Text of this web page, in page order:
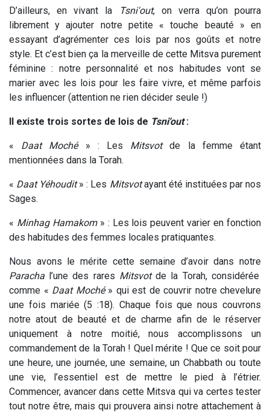
D’ailleurs, en vivant la Tsni'out, on verra qu’on pourra
librement y ajouter notre petite « touche beauté » en
essayant d’agrémenter ces lois par nos goûts et notre
style. Et c’est bien ça la merveille de cette Mitsva purement
féminine : notre personnalité et nos habitudes vont se
marier avec les lois pour les faire vivre, et même parfois
les influencer (attention ne rien décider seule !)
Il existe trois sortes de lois de Tsni'out:
« Daat Moché » : Les Mitsvotde la femme étant
mentionnées dans la Torah.
« Daat Yéhoudit» : Les Mitsvotayant été instituées par nos
Sages.
« Minhag Hamakom» : Les lois peuvent varier en fonction
des habitudes des femmes locales pratiquantes.
Nous avons le mérite cette semaine d’avoir dans notre
Paracha l’une des rares Mitsvotde la Torah, considérée
comme « Daat Moché» qui est de couvrir notre chevelure
une fois mariée (5 :18). Chaque fois que nous couvrons
notre atout de beauté et de charme afin de le réserver
uniquement à notre moitié, nous accomplissons un
commandement de la Torah ! Quel mérite ! Que ce soit pour
une heure, une journée, une semaine, un Chabbath ou toute
une vie, l’essentiel est de mettre le pied à l’étrier.
Commencer, avancer dans cette Mitsva qui va certes tester
tout notre être, mais qui prouvera ainsi notre attachement à